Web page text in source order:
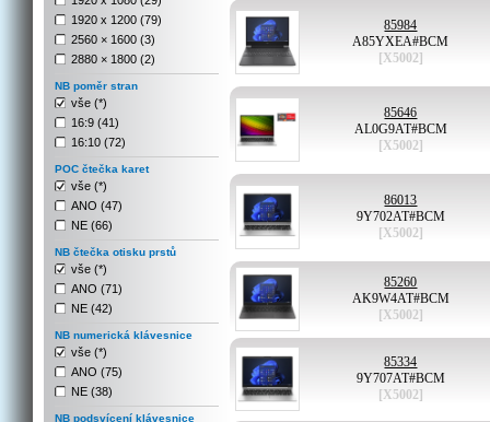
1920 x 1200 (79)
2560 × 1600 (3)
2880 × 1800 (2)
NB poměr stran
vše (*)
16:9 (41)
16:10 (72)
POC čtečka karet
vše (*)
ANO (47)
NE (66)
NB čtečka otisku prstů
vše (*)
ANO (71)
NE (42)
NB numerická klávesnice
vše (*)
ANO (75)
NE (38)
NB podsvícení klávesnice
85984
A85YXEA#BCM
[X5002]
85646
AL0G9AT#BCM
[X5002]
86013
9Y702AT#BCM
[X5002]
85260
AK9W4AT#BCM
[X5002]
85334
9Y707AT#BCM
[X5002]